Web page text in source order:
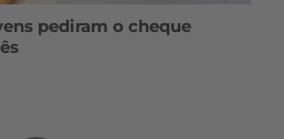
pediram o cheque